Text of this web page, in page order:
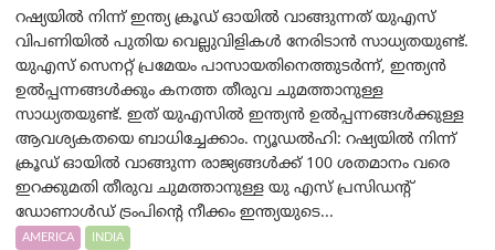
റഷ്യയിൽ നിന്ന് ഇന്ത്യ ക്രൂഡ് ഓയിൽ വാങ്ങുന്നത് യുഎസ്
വിപണിയിൽ പുതിയ വെല്ലുവിളികൾ നേരിടാൻ സാധ്യതയുണ്ട്.
യുഎസ് സെനറ്റ് പ്രമേയം പാസായതിനെത്തുടർന്ന്, ഇന്ത്യൻ
ഉൽപ്പന്നങ്ങൾക്കും കനത്ത തീരുവ ചുമത്താനുള്ള
സാധ്യതയുണ്ട്. ഇത് യുഎസിൽ ഇന്ത്യൻ ഉൽപ്പന്നങ്ങൾക്കുള്ള
ആവശ്യകതയെ ബാധിച്ചേക്കാം. ന്യൂഡല്‍ഹി: റഷ്യയിൽ നിന്ന്
ക്രൂഡ് ഓയിൽ വാങ്ങുന്ന രാജ്യങ്ങൾക്ക് 100 ശതമാനം വരെ
ഇറക്കുമതി തീരുവ ചുമത്താനുള്ള യു എസ് പ്രസിഡന്റ്
ഡോണാള്‍ഡ് ട്രം‌പിന്റെ നീക്കം ഇന്ത്യയുടെ...
AMERICA INDIA